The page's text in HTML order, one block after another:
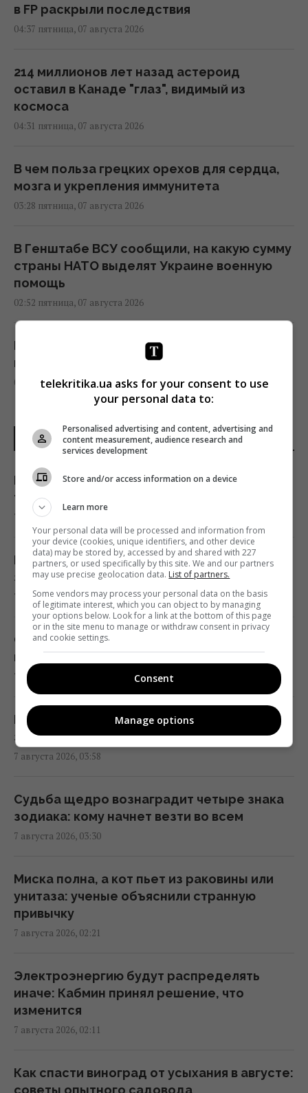
в FP раскрыли последствия
04:37 пятница, 07 августа 2026
214 миллионов лет назад астероид
оставил в Канаде "глаз", видимый из
космоса
04:31 пятница, 07 августа 2026
В чем польза грецких орехов для сердца,
мозга и укрепления иммунитета
03:28 пятница, 07 августа 2026
В Генштабе ВСУ сообщили, на какую сумму
страны НАТО выделят Украине военную
помощь
02:52 пятница, 07 августа 2026
Кинжал Тутанхамона оказался выкованным
из внеземного металла, - археологи
02:26 пятница, 07 августа 2026
США ввели новые санкции против Кубы за
сотрудничество с Китаем и РФ, –
02:05 пятница, 07 августа 2026
назван простой предмет в салоне,
который может помочь
01:23 пятница, 07 августа 2026
"Достаточно, чтобы выжить, а не
победить": бывшая сотрудница НАТО о
поставках ракет Украине
01:19 пятница, 07 августа 2026
Одна настройка, которую стоит изменить
всем владельцам новых телевизоров
00:25 пятница, 07 августа 2026
"Они нужны нам самим": Трамп
отреагировал на просьбу Зеленского
предоставить ракеты для системы Patriot
Ученые нашли отпечатки пальцев на
керамике возрастом 8000 лет: что их
удивило
Атака дронов на Москву: аналитики
оценили эффективность работы
российской ПВО
Женщины с дипломами чаще выбирают
ПОСЛЕДНИЕ НОВОСТИ
Почему врачи во времена СССР носили
только белые халаты: ответ удивит многих
7 августа 2026, 05:11
Какая идеальная пара для Близнеца: три
знака, с которыми союз почти безупречен
7 августа 2026, 04:54
Супертест на IQ: нужно найти 3 отличия на
картинке лесного ужина за 17 с
7 августа 2026, 04:00
Как заточить ножницы с помощью сахара
за 2 минуты — лайфхак от повара
7 августа 2026, 03:58
Судьба щедро вознаградит четыре знака
зодиака: кому начнет везти во всем
7 августа 2026, 03:30
Миска полна, а кот пьет из раковины или
унитаза: ученые объяснили странную
привычку
7 августа 2026, 02:21
Электроэнергию будут распределять
иначе: Кабмин принял решение, что
изменится
7 августа 2026, 02:11
Как спасти виноград от усыхания в августе:
советы опытного садовода
telekritika.ua asks for your consent to use
your personal data to:
Personalised advertising and content, advertising and
content measurement, audience research and
services development
Store and/or access information on a device
Learn more
Your personal data will be processed and information from
your device (cookies, unique identifiers, and other device
data) may be stored by, accessed by and shared with 227
partners, or used specifically by this site. We and our partners
may use precise geolocation data. List of partners.
Some vendors may process your personal data on the basis
of legitimate interest, which you can object to by managing
your options below. Look for a link at the bottom of this page
or in the site menu to manage or withdraw consent in privacy
and cookie settings.
Consent
Manage options